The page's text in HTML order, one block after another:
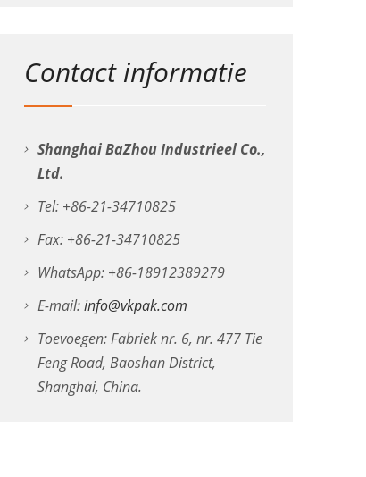
Contact informatie
Shanghai BaZhou Industrieel Co.,
Ltd.
Tel: +86-21-34710825
Fax: +86-21-34710825
WhatsApp: +86-18912389279
E-mail:info@vkpak.com
Toevoegen: Fabriek nr. 6, nr. 477 Tie
Feng Road, Baoshan District,
Shanghai, China.